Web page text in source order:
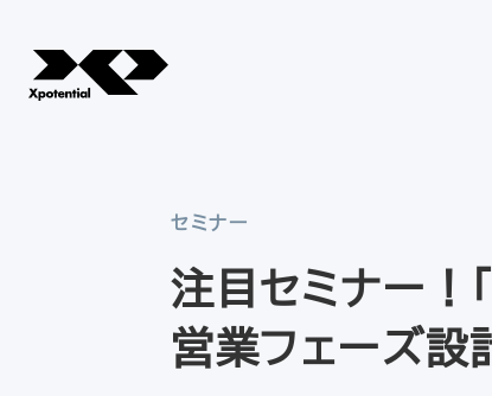
セミナー
注目セミナー！
営業フェーズ設